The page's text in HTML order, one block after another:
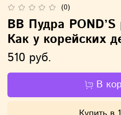
(0)
BB Пудра
Как у корейских
510 руб.
В